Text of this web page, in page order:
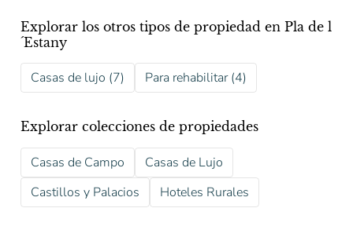
Explorar los otros tipos de propiedad en Pla de l
´Estany
Casas de lujo (7) Para rehabilitar (4)
Explorar colecciones de propiedades
Casas de Campo
Casas de Lujo
Castillos y Palacios
Hoteles Rurales